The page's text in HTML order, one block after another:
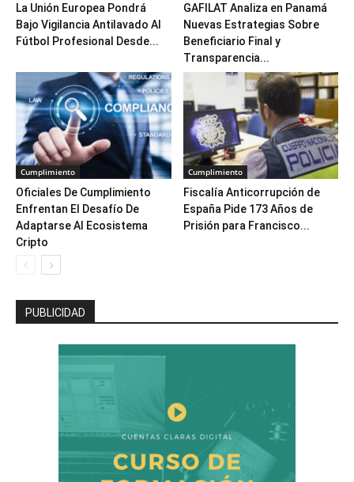
La Unión Europea Pondrá
Bajo Vigilancia Antilavado Al
Fútbol Profesional Desde...
GAFILAT Analiza en Panamá
Nuevas Estrategias Sobre
Beneficiario Final y
Transparencia...
Cumplimiento
Oficiales De Cumplimiento
Enfrentan El Desafío De
Adaptarse Al Ecosistema
Cripto
Cumplimiento
Fiscalía Anticorrupción de
España Pide 173 Años de
Prisión para Francisco...
PUBLICIDAD